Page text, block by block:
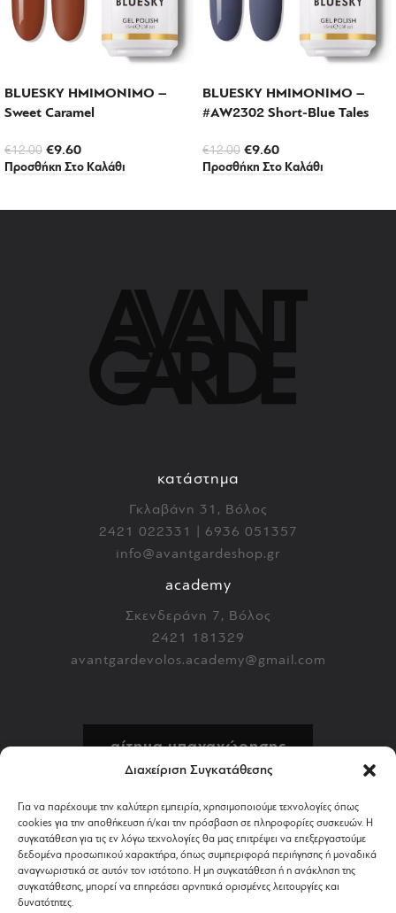
Διαχείριση Συγκατάθεσης
Για να παρέχουμε την καλύτερη εμπειρία, χρησιμοποιούμε τεχνολογίες όπως
cookies για την αποθήκευση ή/και την πρόσβαση σε πληροφορίες συσκευών. Η
συγκατάθεση για τις εν λόγω τεχνολογίες θα μας επιτρέψει να επεξεργαστούμε
δεδομένα προσωπικού χαρακτήρα, όπως συμπεριφορά περιήγησης ή μοναδικά
αναγνωριστικά σε αυτόν τον ιστότοπο. Η μη συγκατάθεση ή η ανάκληση της
συγκατάθεσης, μπορεί να επηρεάσει αρνητικά ορισμένες λειτουργίες και
δυνατότητες.
BLUESKY ΗΜΙΜΟΝΙΜΟ –
Sweet Caramel
€12.00 €9.60
Προσθήκη Στο Καλάθι
BLUESKY ΗΜΙΜΟΝΙΜΟ –
#AW2302 Short-Blue Tales
€12.00 €9.60
Προσθήκη Στο Καλάθι
κατάστημα
Γκλαβάνη 31, Βόλος
2421 022331 | 6936 051357
info@avantgardeshop.gr
academy
Σκενδεράνη 7, Βόλος
2421 181329
avantgardevolos.academy@gmail.com
αίτημα υπαναχώρησης
αποστολή & πληρωμή
όροι χρήσης